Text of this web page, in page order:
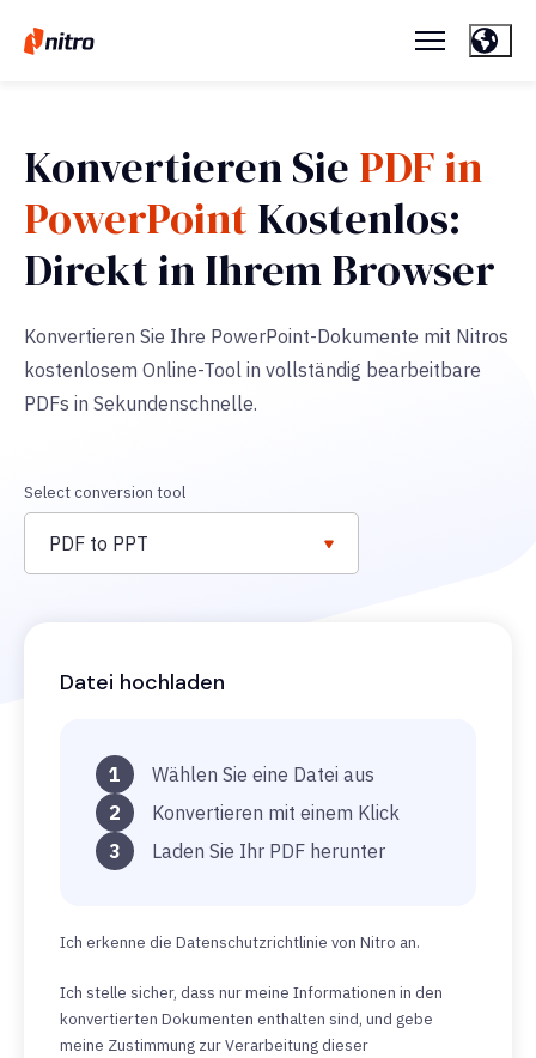
Konvertieren Sie PDF in
PowerPoint Kostenlos:
Direkt in Ihrem Browser
Konvertieren Sie Ihre PowerPoint-Dokumente mit Nitros
kostenlosem Online-Tool in vollständig bearbeitbare
PDFs in Sekundenschnelle.
Select conversion tool
PDF to PPT
Datei hochladen
1
Wählen Sie eine Datei aus
2
Konvertieren mit einem Klick
3
Laden Sie Ihr PDF herunter
Ich erkenne die Datenschutzrichtlinie von Nitro an.
Ich stelle sicher, dass nur meine Informationen in den
konvertierten Dokumenten enthalten sind, und gebe
meine Zustimmung zur Verarbeitung dieser